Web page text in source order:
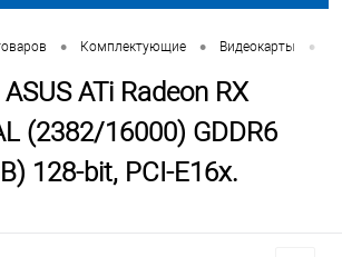
• Комплектующие • Видеокарты •
ATi Radeon RX
(2382/16000) GDDR6
128-bit, PCI-E16x.